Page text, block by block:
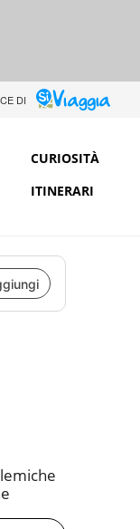
DI
CURIOSITÀ
ITINERARI